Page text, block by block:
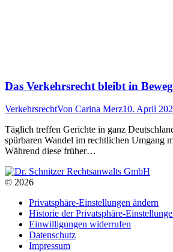
Das Verkehrsrecht bleibt in
VerkehrsrechtVon Carina Merz10. April
Täglich treffen Gerichte in ganz
spürbaren Wandel im rechtlichen Umgang
Während diese früher…
© 2026
Privatsphäre-Einstellungen ändern
Historie der Privatsphäre-
Einwilligungen widerrufen
Datenschutz
Impressum